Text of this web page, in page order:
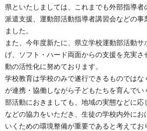
県といたしましては、これまでも外部指導
派遣支援、運動部活動指導者講習会などの事
ました。
また、今年度新たに、県立学校運動部活動サ
げ、ソフト・ハード両面からの支援を充実
動の活性化に努めております。
学校教育は学校のみで遂行できるものではな
が連携・協働しながら子どもたちを育んでい
部活動におきましても、地域の実態などに応
などの協力をいただき、生徒の学校内外にお
いくための環境整備が重要であると考えてお